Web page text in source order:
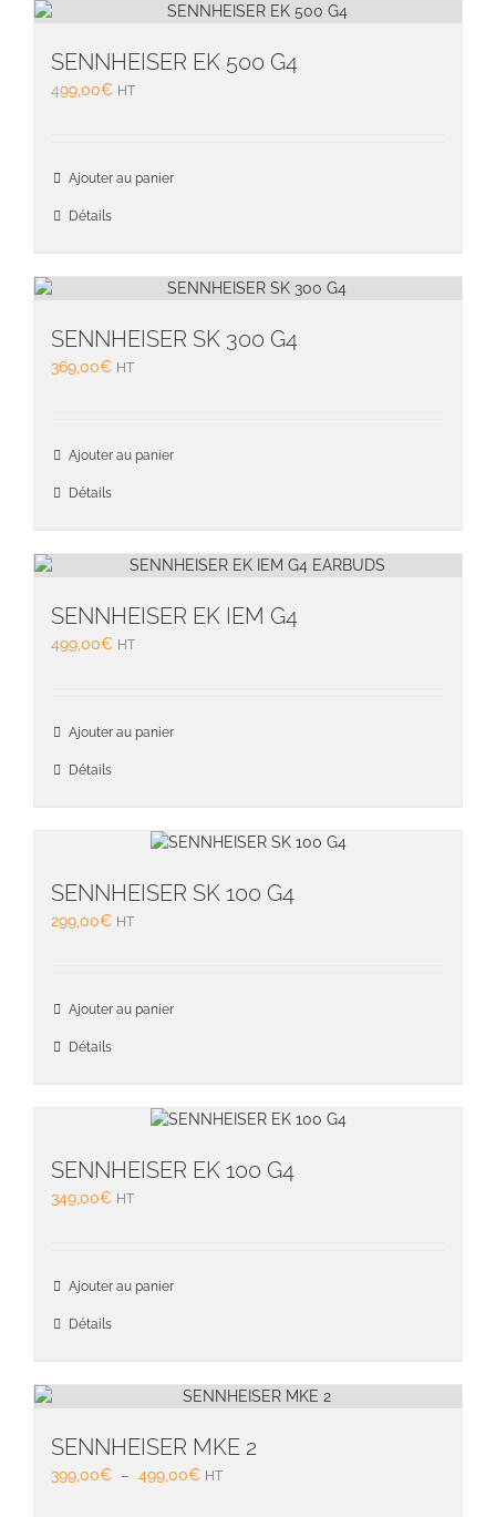
SENNHEISER EK 500 G4
499,00€ HT
Ajouter au panier
Détails
SENNHEISER SK 300 G4
369,00€ HT
Ajouter au panier
Détails
SENNHEISER EK IEM G4
499,00€ HT
Ajouter au panier
Détails
SENNHEISER SK 100 G4
299,00€ HT
Ajouter au panier
Détails
SENNHEISER EK 100 G4
349,00€ HT
Ajouter au panier
Détails
SENNHEISER MKE 2
399,00€ – 499,00€Plage
HT